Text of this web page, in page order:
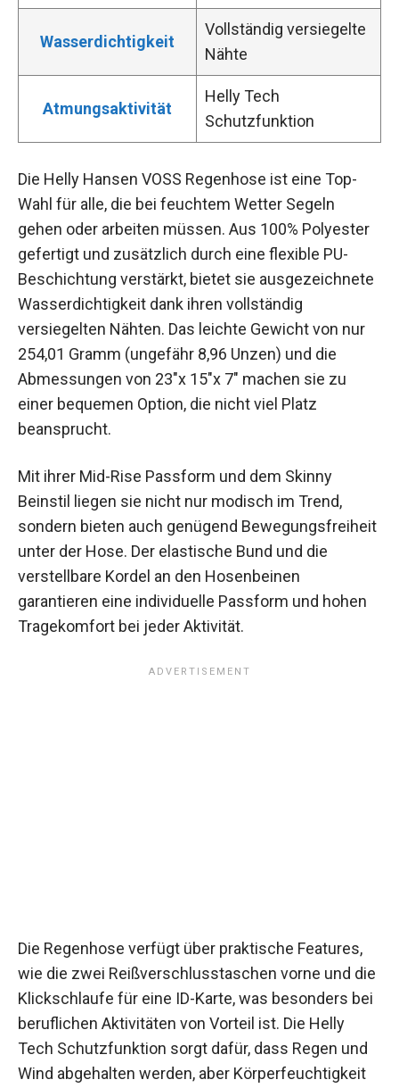
Wasserdichtigkeit
Vollständig versiegelte
Nähte
Atmungsaktivität
Helly Tech
Schutzfunktion
Die Helly Hansen VOSS Regenhose ist eine Top-
Wahl für alle, die bei feuchtem Wetter Segeln
gehen oder arbeiten müssen. Aus 100% Polyester
gefertigt und zusätzlich durch eine flexible PU-
Beschichtung verstärkt, bietet sie ausgezeichnete
Wasserdichtigkeit dank ihren vollständig
versiegelten Nähten. Das leichte Gewicht von nur
254,01 Gramm (ungefähr 8,96 Unzen) und die
Abmessungen von 23″x 15″x 7″ machen sie zu
einer bequemen Option, die nicht viel Platz
beansprucht.
Mit ihrer Mid-Rise Passform und dem Skinny
Beinstil liegen sie nicht nur modisch im Trend,
sondern bieten auch genügend Bewegungsfreiheit
unter der Hose. Der elastische Bund und die
verstellbare Kordel an den Hosenbeinen
garantieren eine individuelle Passform und hohen
Tragekomfort bei jeder Aktivität.
Die Regenhose verfügt über praktische Features,
wie die zwei Reißverschlusstaschen vorne und die
Klickschlaufe für eine ID-Karte, was besonders bei
beruflichen Aktivitäten von Vorteil ist. Die Helly
Tech Schutzfunktion sorgt dafür, dass Regen und
Wind abgehalten werden, aber Körperfeuchtigkeit